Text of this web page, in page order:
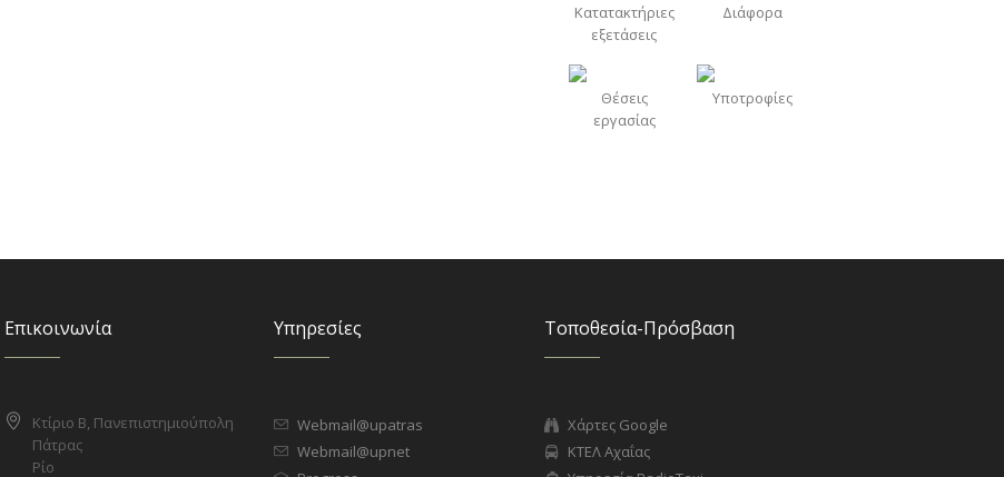
Κατατακτήριες
εξετάσεις
Διάφορα
Θέσεις
εργασίας
Υποτροφίες
Επικοινωνία
Κτίριο Β, Πανεπιστημιούπολη
Πάτρας
Ρίο
Υπηρεσίες
Webmail@upatras
Webmail@upnet
Τοποθεσία-Πρόσβαση
Χάρτες Google
ΚΤΕΛ Αχαΐας